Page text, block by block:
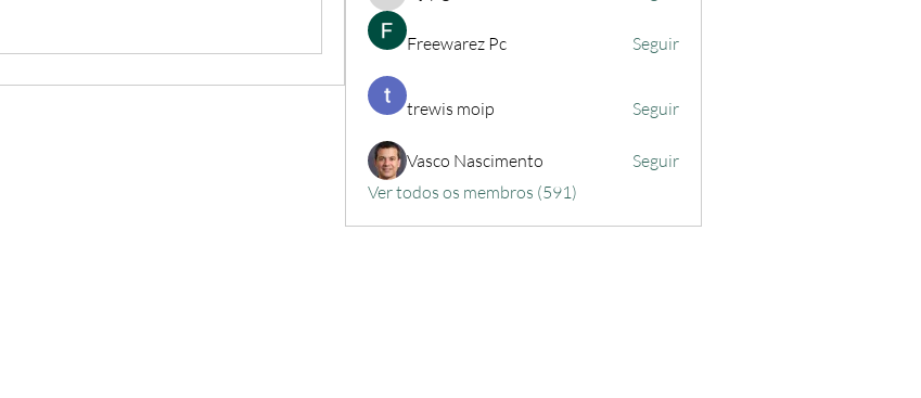
Freewarez Pc Seguir
trewis moip Seguir
Vasco Nascimento
Seguir
Ver todos os membros (591)